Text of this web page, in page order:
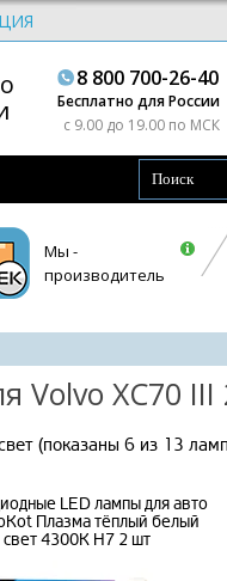
8 800 700-26-40
Бесплатно для России
c 9.00 до 19.00 по МСК
Мы -
производитель
XC70 III
(показаны 6 из 13
LED лампы для авто
Плазма тёплый белый
свет 4300K H7 2 шт